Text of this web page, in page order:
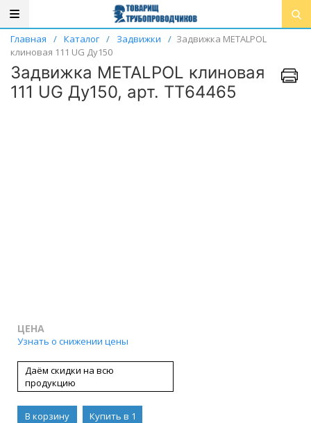
Главная / Каталог / Задвижки / Задвижка METALPOL
клиновая 111 UG Ду150
Задвижка METALPOL клиновая
111 UG Ду150, арт. ТТ64465
ЦЕНА
Узнать о снижении цены
Даём скидки на всю
продукцию
В корзину
Купить в 1